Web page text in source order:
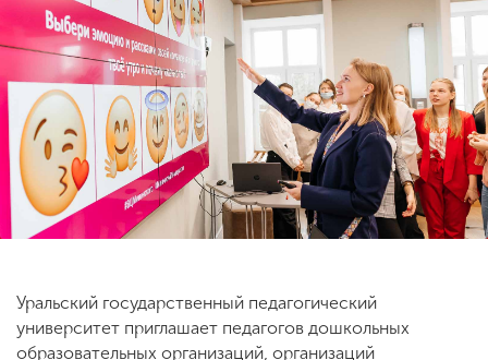
Студенческая жизнь
Сведения об
образовательной
организации
ENG SPN CHI
Приемная
Уральский государственный педагогический
университет приглашает педагогов дошкольных
образовательных организаций, организаций